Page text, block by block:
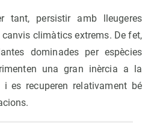
tant, persistir amb lleugeres
climàtics extrems. De fet,
dominades per espècies
una gran inèrcia a la
i es recuperen relativament bé